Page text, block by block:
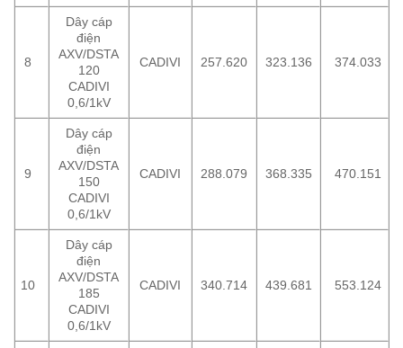
8
Dây cáp
điện
AXV/DSTA
120
CADIVI
0,6/1kV
CADIVI 257.620 323.136 374.033
9
Dây cáp
điện
AXV/DSTA
150
CADIVI
0,6/1kV
CADIVI 288.079 368.335 470.151
10
Dây cáp
điện
AXV/DSTA
185
CADIVI
0,6/1kV
CADIVI 340.714 439.681 553.124